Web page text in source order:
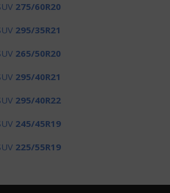
275/60R20
295/35R21
265/50R20
295/40R21
295/40R22
245/45R19
225/55R19